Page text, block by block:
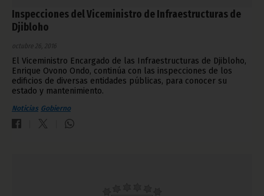
Inspecciones del Viceministro de Infraestructuras de
Djibloho
octubre 26, 2016
El Viceministro Encargado de las Infraestructuras de Djibloho,
Enrique Ovono Ondo, continúa con las inspecciones de los
edificios de diversas entidades públicas, para conocer su
estado y mantenimiento.
Noticias Gobierno